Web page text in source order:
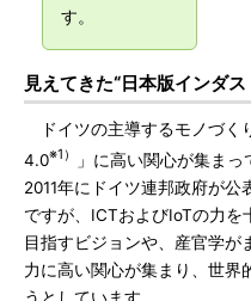
す。
見えてきた“日本版インダ
ドイツの主導するモノづく
4.0※1）
」に高い関心が集ま
2011年にドイツ連邦政府が公
ですが、ICTおよびIoTの力を
目指すビジョンや、産官学が
力に高い関心が集まり、世界
うとしています。